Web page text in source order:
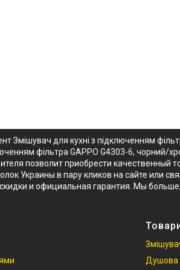
Змішувач для кухні з підключенням
фільтра GAPPO G4303-6,
позволит приобрести качественный
Украины в пару кликов на сайте или
и официальная гарантия. Мы
Душова